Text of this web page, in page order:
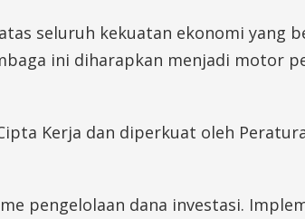
seluruh kekuatan ekonomi yang
ini diharapkan menjadi motor
Kerja dan diperkuat oleh
pengelolaan dana investasi.